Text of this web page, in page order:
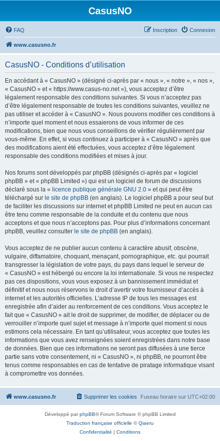
CasusNO
FAQ Connexion
Inscription
www.casusno.fr
CasusNO - Conditions d’utilisation
En accédant à « CasusNO » (désigné ci-après par « nous », « notre », « nos »,
« CasusNO » et « https://www.casus-no.net »), vous acceptez d’être
légalement responsable des conditions suivantes. Si vous n’acceptez pas
d’être légalement responsable de toutes les conditions suivantes, veuillez ne
pas utiliser et accéder à « CasusNO ». Nous pouvons modifier ces conditions à
n’importe quel moment et nous essaierons de vous informer de ces
modifications, bien que nous vous conseillons de vérifier régulièrement par
vous-même. En effet, si vous continuez à participer à « CasusNO » après que
des modifications aient été effectuées, vous acceptez d’être légalement
responsable des conditions modifiées et mises à jour.
Nos forums sont développés par phpBB (désignés ci-après par « logiciel
phpBB » et « phpBB Limited ») qui est un logiciel de forum de discussions
déclaré sous la « licence publique générale GNU 2.0 » et qui peut être
téléchargé sur le site de phpBB (en anglais). Le logiciel phpBB a pour seul but
de faciliter les discussions sur internet et phpBB Limited ne peut en aucun cas
être tenu comme responsable de la conduite et du contenu que nous
acceptons et que nous n’acceptons pas. Pour plus d’informations concernant
phpBB, veuillez consulter le site de phpBB (en anglais).
Vous acceptez de ne publier aucun contenu à caractère abusif, obscène,
vulgaire, diffamatoire, choquant, menaçant, pornographique, etc. qui pourrait
transgresser la législation de votre pays, du pays dans lequel le serveur de
« CasusNO » est hébergé ou encore la loi internationale. Si vous ne respectez
pas ces dispositions, vous vous exposez à un bannissement immédiat et
définitif et nous nous réservons le droit d’avertir votre fournisseur d’accès à
internet et les autorités officielles. L’adresse IP de tous les messages est
enregistrée afin d’aider au renforcement de ces conditions. Vous acceptez le
fait que « CasusNO » ait le droit de supprimer, de modifier, de déplacer ou de
verrouiller n’importe quel sujet et message à n’importe quel moment si nous
estimons cela nécessaire. En tant qu’utilisateur, vous acceptez que toutes les
informations que vous avez renseignées soient enregistrées dans notre base
de données. Bien que ces informations ne seront pas diffusées à une tierce
partie sans votre consentement, ni « CasusNO », ni phpBB, ne pourront être
tenus comme responsables en cas de tentative de piratage informatique visant
à compromettre vos données.
www.casusno.fr Fuseau horaire sur UTC+02:00
Supprimer les cookies
Développé parphpBB® Forum Software © phpBB Limited
Traduction française officielle ©Qiaeru
Confidentialité | Conditions